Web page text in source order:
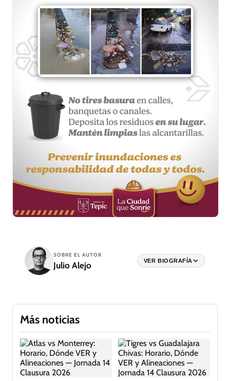
SOBRE EL AUTOR
Julio Alejo VER BIOGRAFÍA
Más noticias